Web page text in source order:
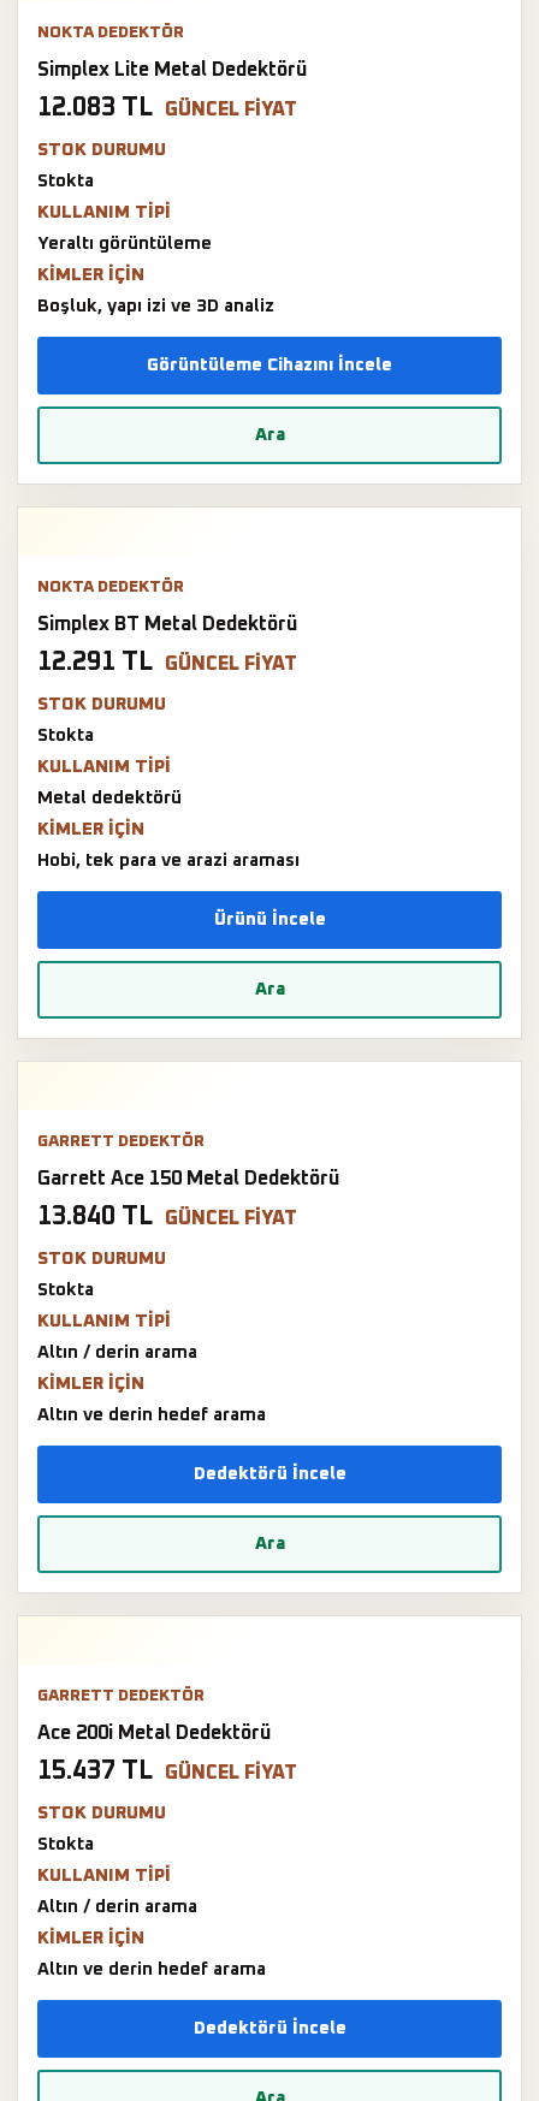
NOKTA DEDEKTÖR
Simplex Lite Metal Dedektörü
12.083 TL GÜNCEL FIYAT
STOK DURUMU
Stokta
KULLANIM TIPI
Yeraltı görüntüleme
KIMLER IÇIN
Boşluk, yapı izi ve 3D analiz
Görüntüleme Cihazını İncele
Ara
NOKTA DEDEKTÖR
Simplex BT Metal Dedektörü
12.291 TL GÜNCEL FIYAT
STOK DURUMU
Stokta
KULLANIM TIPI
Metal dedektörü
KIMLER IÇIN
Hobi, tek para ve arazi araması
Ürünü İncele
Ara
GARRETT DEDEKTÖR
Garrett Ace 150 Metal Dedektörü
13.840 TL GÜNCEL FIYAT
STOK DURUMU
Stokta
KULLANIM TIPI
Altın / derin arama
KIMLER IÇIN
Altın ve derin hedef arama
Dedektörü İncele
Ara
GARRETT DEDEKTÖR
Ace 200i Metal Dedektörü
15.437 TL GÜNCEL FIYAT
STOK DURUMU
Stokta
KULLANIM TIPI
Altın / derin arama
KIMLER IÇIN
Altın ve derin hedef arama
Dedektörü İncele